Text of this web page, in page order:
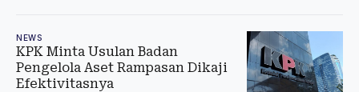
NEWS
KPK Minta Usulan Badan
Pengelola Aset Rampasan Dikaji
Efektivitasnya